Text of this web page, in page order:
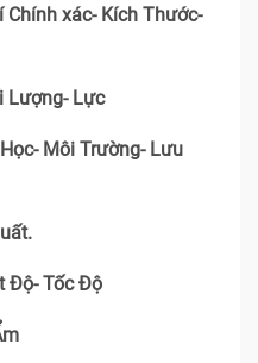
Chính xác- Kích Thước-
Lượng- Lực
Môi Trường- Lưu
Độ- Tốc Độ